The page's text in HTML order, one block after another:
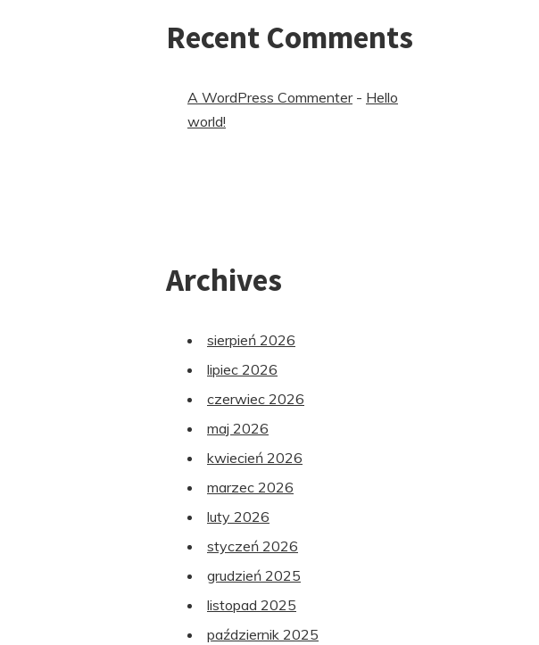
Recent Comments
A WordPress Commenter- Hello
world!
Archives
sierpień 2026
lipiec 2026
czerwiec 2026
maj 2026
kwiecień 2026
marzec 2026
luty 2026
styczeń 2026
grudzień 2025
listopad 2025
październik 2025